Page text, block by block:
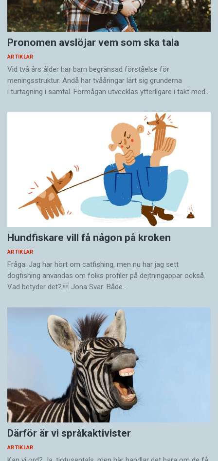
Pronomen avslöjar vem som ska tala
ARTIKLAR
Vid två års ålder har barn begränsad förståelse för
meningsstruktur. Ändå har tvååringar lärt sig grunderna
i turtagning i samtal. Förmågan utvecklas ytterligare i takt med…
Hundfiskare vill få någon på kroken
ARTIKLAR
Fråga: Jag har hört om catfishing, men nu har jag sett
dogfishing användas om folks profiler på dejtningappar också.
Vad betyder det? Jona Svar: Både…
Därför är vi språkaktivister
ARTIKLAR